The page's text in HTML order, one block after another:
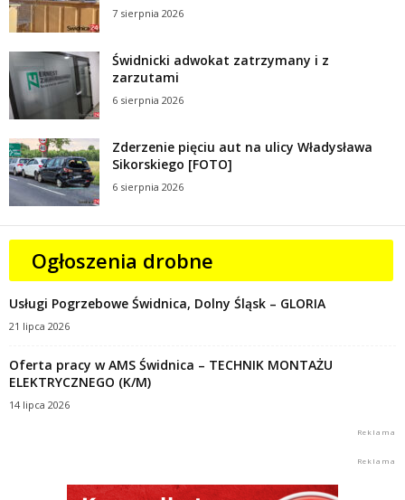
7 sierpnia 2026
Świdnicki adwokat zatrzymany i z
zarzutami
6 sierpnia 2026
Zderzenie pięciu aut na ulicy Władysława
Sikorskiego [FOTO]
6 sierpnia 2026
Ogłoszenia drobne
Usługi Pogrzebowe Świdnica, Dolny Śląsk – GLORIA
21 lipca 2026
Oferta pracy w AMS Świdnica – TECHNIK MONTAŻU
ELEKTRYCZNEGO (K/M)
14 lipca 2026